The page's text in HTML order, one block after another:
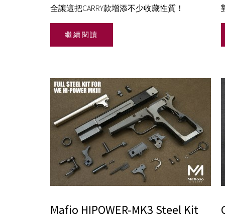
全讓這把CARRY款增添不少收藏性質！
繼續閱讀
Mafio HIPOWER-MK3 Steel Kit